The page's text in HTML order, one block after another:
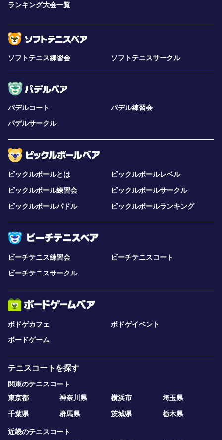
ランキング大会一覧
ソフトテニス練習会 ソフトテニスサークル
パデルコート
パデル練習会
パデルサークル
ピックルボールとは
ピックルボールレベル
ピックルボール練習会
ピックルボールサークル
ピックルボールパドル
ピックルボールランキング
ビーチテニス練習会
ビーチテニスコート
ビーチテニスサークル
ボドゲカフェ
ボドゲイベント
ボードゲーム
テニスコートを探す
関東のテニスコート
東京都
神奈川県 横浜市
埼玉県
千葉県
群馬県 茨城県 栃木県
近畿のテニスコート